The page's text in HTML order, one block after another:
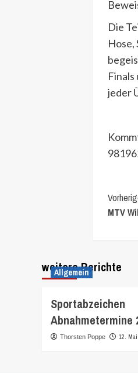
Die
Hose,
jeder
MTV
weitere Berichte
Allgemein
Sportabzeichen
Abnahmetermine
Thorsten Poppe 12.